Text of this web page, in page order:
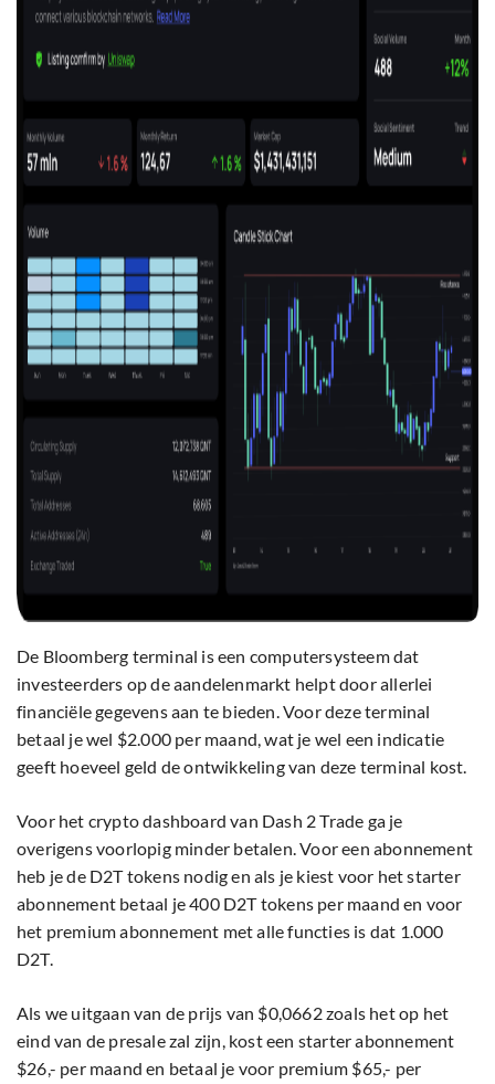
De Bloomberg terminal is een computersysteem dat
investeerders op de aandelenmarkt helpt door allerlei
financiële gegevens aan te bieden. Voor deze terminal
betaal je wel $2.000 per maand, wat je wel een indicatie
geeft hoeveel geld de ontwikkeling van deze terminal kost.
Voor het crypto dashboard van Dash 2 Trade ga je
overigens voorlopig minder betalen. Voor een abonnement
heb je de D2T tokens nodig en als je kiest voor het starter
abonnement betaal je 400 D2T tokens per maand en voor
het premium abonnement met alle functies is dat 1.000
D2T.
Als we uitgaan van de prijs van $0,0662 zoals het op het
eind van de presale zal zijn, kost een starter abonnement
$26,- per maand en betaal je voor premium $65,- per